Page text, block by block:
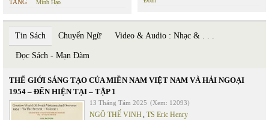
TANG
Minh Hạo
Tin Sách Chuyển Ngữ Video & Audio : Nhạc & . . .
Đọc Sách - Mạn Đàm
THẾ GIỚI SÁNG TẠO CỦA MIỀN NAM VIỆT NAM VÀ HẢI NGOẠI
1954 – ĐẾN HIỆN TẠI – TẬP 1
13 Tháng Tám 2025 (Xem: 12093)
NGÔ THẾ VINH, TS Eric Henry